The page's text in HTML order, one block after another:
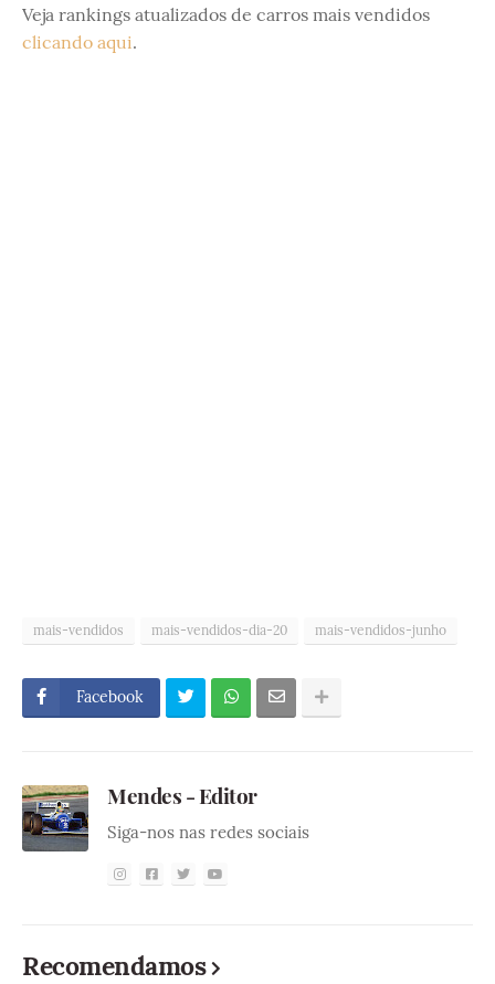
Veja rankings atualizados de carros mais vendidos
clicando aqui.
mais-vendidos mais-vendidos-dia-20 mais-vendidos-junho
Facebook
Mendes - Editor
Siga-nos nas redes sociais
Recomendamos